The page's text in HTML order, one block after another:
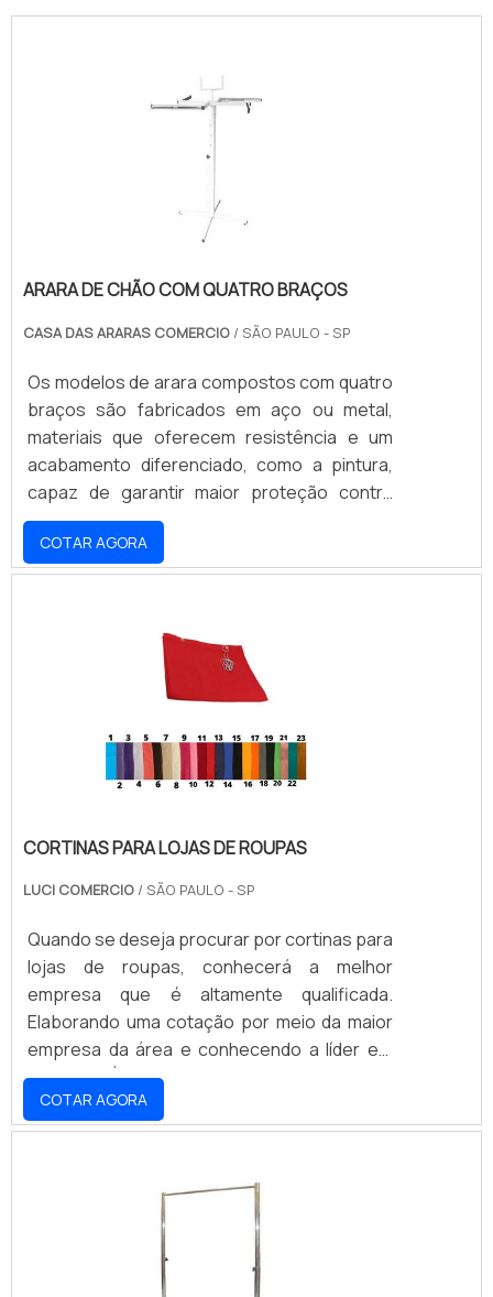
ARARA DE CHÃO COM QUATRO BRAÇOS
CASA DAS ARARAS COMERCIO / SÃO PAULO - SP
Os modelos de arara compostos com quatro
braços são fabricados em aço ou metal,
materiais que oferecem resistência e um
acabamento diferenciado, como a pintura,
capaz de garantir maior proteção contra
corrosão e ainda contribuir para a sua
valorização estética. APRESENTA UMA
SUSTENTAÇÃO ADEQUADAA arara de chão
base estável, com a presença de peças em
PVC que garantem a sustentação adequada
para o produto, mesmo quando a arara está
COTAR AGORA
CORTINAS PARA LOJAS DE ROUPAS
LUCI COMERCIO / SÃO PAULO - SP
Quando se deseja procurar por cortinas para
lojas de roupas, conhecerá a melhor
empresa que é altamente qualificada.
Elaborando uma cotação por meio da maior
empresa da área e conhecendo a líder em
qualidade.É importante lembrar que o
produto deve ser adquirido com empresas
especializadas. Esse tipo de cuidado ajuda a
materiais, além de evitar prejuízos com
substituições frequentes de peças
defeituosas. Assim, é possível poupar
gastos desnecessários.MAIS DETALHES
COTAR AGORA